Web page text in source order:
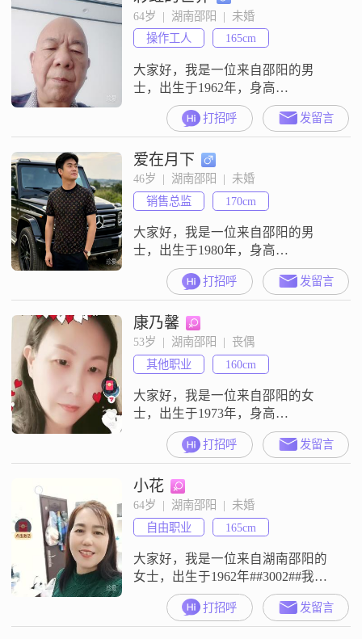
自信果断，外向健谈，总是能给身
边的人带来欢乐和正能量##3002##
我对待生活非常乐观积极，责任感
强，成熟稳重##
64岁  |  湖南邵阳  |  未婚
操作工人
165cm
大家好，我是一位来自邵阳的男
士，出生于1962年，身高
165cm##3002##我在一家不错的公司
工作，每个月的收入能保持在50000
元以上，生活还算宽裕##3002##我
拥有大学本科学历，在学习和工作
中积累了不少经验##3002##性格方
面，我自认为稳重可靠，做事情总
是深思熟虑，不会轻易冲动
##3002##我也非常自
打招呼 发留言
爱在月下
46岁  |  湖南邵阳  |  未婚
销售总监
170cm
大家好，我是一位来自邵阳的男
士，出生于1980年，身高
170cm##3002##我在一家公司工作，
月收入在5001到8000元之间，拥有
大专学历##3002##我性格稳重可
靠，外向健谈，喜欢与人交流，分
享生活中的点滴##3002##在生活
中，我是一个耐心包容的人，能够
理解和尊重他人的想法和感受
##3002##我认为真诚
打招呼 发留言
康乃馨
53岁  |  湖南邵阳  |  丧偶
其他职业
160cm
大家好，我是一位来自邵阳的女
士，出生于1973年，身高
160cm##3002##我的收入在3000元以
下，学历是高中及以下##3002##我
性格乐观积极，总是能看到生活中
的美好##3002##我为人直率真诚，
不喜欢拐弯抹角，我觉得这样更能
表达出我自己真实的想法##3002##
我有很强的包容心，能理解和接受
别人的不同，所
打招呼 发留言
小花
64岁  |  湖南邵阳  |  未婚
自由职业
165cm
大家好，我是一位来自湖南邵阳的
女士，出生于1962年##3002##我身
高165厘米，目前月收入在3000元以
下##3002##虽然我的学历是高中及
以下，但我一直保持着学习的热
打招呼 发留言